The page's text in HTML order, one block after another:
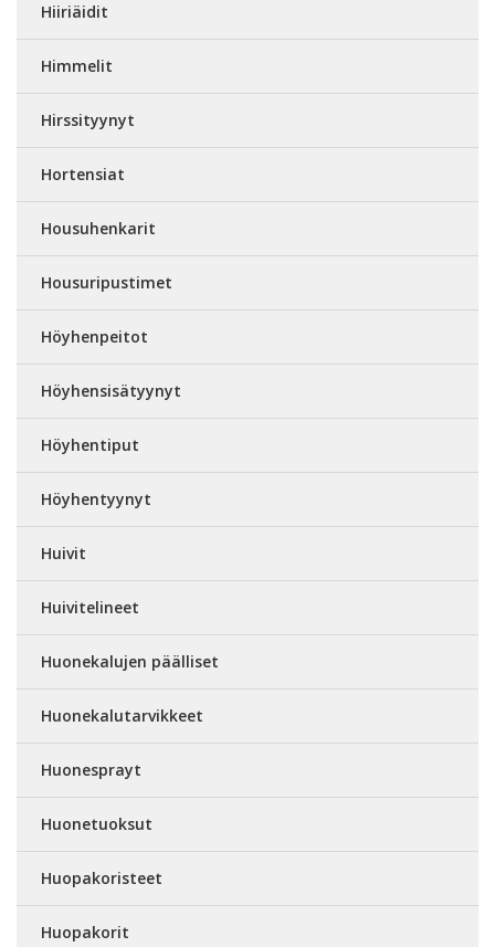
Hiiriäidit
Himmelit
Hirssityynyt
Hortensiat
Housuhenkarit
Housuripustimet
Höyhenpeitot
Höyhensisätyynyt
Höyhentiput
Höyhentyynyt
Huivit
Huivitelineet
Huonekalujen päälliset
Huonekalutarvikkeet
Huonesprayt
Huonetuoksut
Huopakoristeet
Huopakorit